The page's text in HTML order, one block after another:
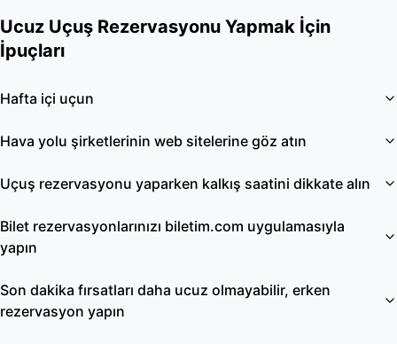
Ucuz Uçuş Rezervasyonu Yapmak İçin
İpuçları
Hafta içi uçun
Hava yolu şirketlerinin web sitelerine göz atın
Uçuş rezervasyonu yaparken kalkış saatini dikkate alın
Bilet rezervasyonlarınızı biletim.com uygulamasıyla
yapın
Son dakika fırsatları daha ucuz olmayabilir, erken
rezervasyon yapın